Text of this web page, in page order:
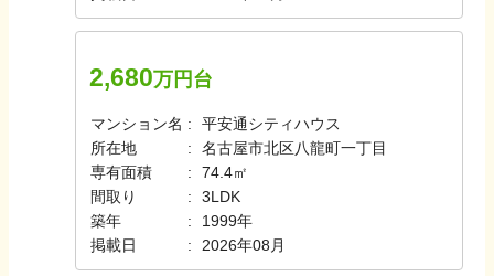
2,680万円台
マンション名
平安通シティハウス
所在地
名古屋市北区八龍町一丁目
専有面積
74.4㎡
間取り
3LDK
築年
1999年
掲載日
2026年08月